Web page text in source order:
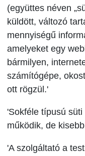
(együttes néven
küldött, változó
mennyiségű
amelyeket egy
bármilyen,
számítógépe,
ott rögzül.'
'Sokféle típusú
működik, de
'A szolgáltató a